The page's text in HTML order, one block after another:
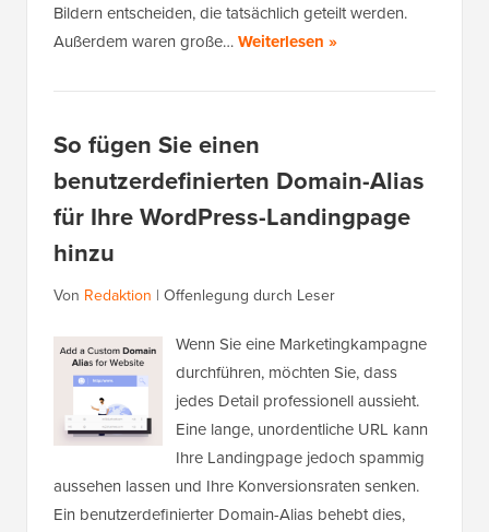
Bildern entscheiden, die tatsächlich geteilt werden.
Außerdem waren große…Weiterlesen »
So fügen Sie einen
benutzerdefinierten Domain-Alias
für Ihre WordPress-Landingpage
hinzu
Von Redaktion | Offenlegung durch Leser
Wenn Sie eine Marketingkampagne
durchführen, möchten Sie, dass
jedes Detail professionell aussieht.
Eine lange, unordentliche URL kann
Ihre Landingpage jedoch spammig
aussehen lassen und Ihre Konversionsraten senken.
Ein benutzerdefinierter Domain-Alias behebt dies,